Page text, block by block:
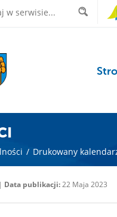
/ Drukowany
Data publikacji:22 Maja 2023